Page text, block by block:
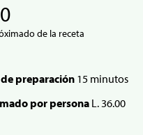
de la receta
preparación 15 minutos
por persona L. 36.00